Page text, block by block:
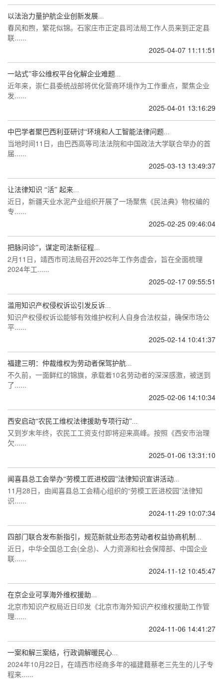
以法治力量护航企业创新发展...
春风和煦，繁花似锦。石家庄市正定县司法局工作人员来到正定县
联......
2025-04-07 11:11:51
一站式”非公维权平台化解企业难题...
近年来，崇仁县委统战部将优化营商环境作为工作重点，聚焦企业
发......
2025-04-01 13:16:29
中巴学者聚巴西利亚研讨“环境和人工智能法律问题...
当地时间11日，由巴西高等司法法院和中国政法大学联合举办的首
届......
2025-03-13 13:49:37
让法律知识 “活” 起来...
近日，新疆天业水泥产业组织开展了一场聚焦《民法典》物权编的
专......
2025-02-25 09:46:04
把脉问诊”，谋定司法新征程...
2月11日，靖西市司法局召开2025年工作务虚会，旨在全面梳理
2024年工......
2025-02-17 09:55:51
滥用知识产权侵权诉讼引发反诉...
知识产权侵权诉讼能够有效维护权利人自身合法权益，确保市场公
平......
2025-02-14 10:41:37
福建三明：仲裁维权为劳动者保驾护航...
不久前，一面鲜红的锦旗，承载着10名劳动者的深深感激，被送到
了......
2025-02-06 14:10:34
西安启动“农民工维权法律援助专项行动”...
又到岁末年终，农民工工资支付即将迎来高峰。按照《西安市治理
欠......
2025-01-06 13:31:10
闻喜县总工会举办“劳模工匠进校园”法律知识宣讲活动...
11月28日，由闻喜县总工会精心组织的“劳模工匠进校园”法律知
识......
2024-11-29 10:07:34
四部门联合发布新指引，规范新就业形态劳动者权益协商机制...
近日，中华全国总工会(全总)、人力资源和社会保障部、中国企业
联......
2024-11-12 10:45:47
在京企业可享海外维权援助...
北京市知识产权局近日印发《北京市海外知识产权维权援助工作管
理......
2024-11-06 14:41:27
一案和解三案结，行政调解暖民心...
2024年10月22日，在靖西市经商多年的福建籍蔡老三先生的儿子专
程来......